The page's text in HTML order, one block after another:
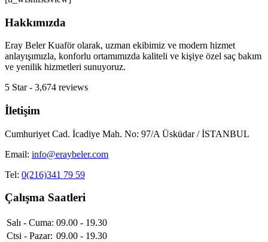
Hakkımızda
Eray Beler Kuaför olarak, uzman ekibimiz ve modern hizmet
anlayışımızla, konforlu ortamımızda kaliteli ve kişiye özel saç bakım
ve yenilik hizmetleri sunuyoruz.
5 Star - 3,674 reviews
İletişim
Cumhuriyet Cad. İcadiye Mah. No: 97/A Üsküdar / İSTANBUL
Email: info@eraybeler.com
Tel: 0(216)341 79 59
Çalışma Saatleri
Salı - Cuma: 09.00 - 19.30
Ctsi - Pazar: 09.00 - 19.30